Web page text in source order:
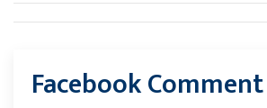
Facebook Comment